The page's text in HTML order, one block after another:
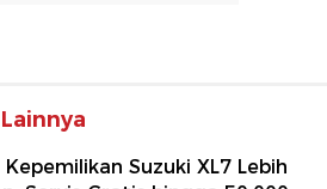
Kepemilikan Suzuki XL7 Lebih